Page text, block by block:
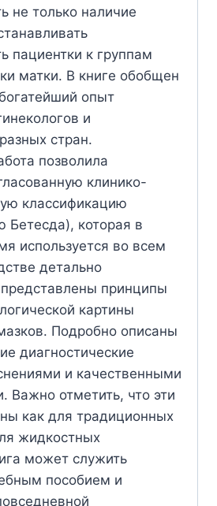
не только наличие
пациентки к группам
матки. В книге обобщен
опыт
и
стран.
позволила
клинико-
классификацию
Бетесда), которая в
используется во всем
детально
принципы
картины
Подробно описаны
диагностические
и качественными
Важно отметить, что эти
как для традиционных
жидкостных
может служить
пособием и